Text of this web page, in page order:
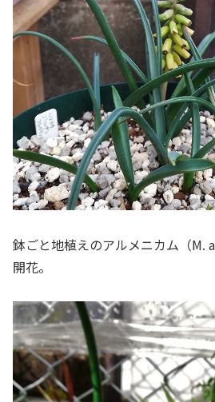
鉢ごと地植えのアルメニカム（M.
開花。